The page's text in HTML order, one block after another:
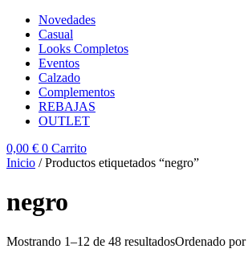
Novedades
Casual
Looks Completos
Eventos
Calzado
Complementos
REBAJAS
OUTLET
0,00 € 0 Carrito
Inicio / Productos etiquetados “negro”
negro
Mostrando 1–12 de 48 resultadosOrdenado